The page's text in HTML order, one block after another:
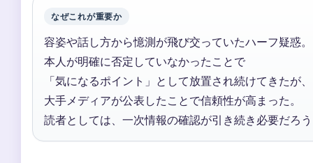
なぜこれが重要か
容姿や話し方から憶測が飛び交っていたハーフ疑惑。
本人が明確に否定していなかったことで
「気になるポイント」として放置され続けてきたが、
大手メディアが公表したことで信頼性が高まった。
読者としては、一次情報の確認が引き続き必要だろ